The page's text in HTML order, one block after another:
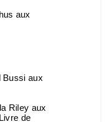
aux
Bussi aux
Riley aux
de